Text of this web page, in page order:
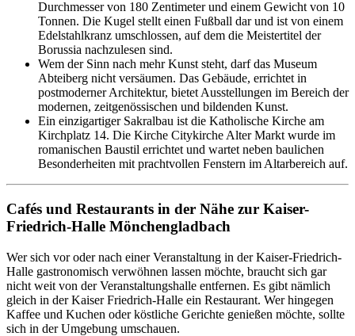
Durchmesser von 180 Zentimeter und einem Gewicht von 10
Tonnen. Die Kugel stellt einen Fußball dar und ist von einem
Edelstahlkranz umschlossen, auf dem die Meistertitel der
Borussia nachzulesen sind.
Wem der Sinn nach mehr Kunst steht, darf das Museum
Abteiberg nicht versäumen. Das Gebäude, errichtet in
postmoderner Architektur, bietet Ausstellungen im Bereich der
modernen, zeitgenössischen und bildenden Kunst.
Ein einzigartiger Sakralbau ist die Katholische Kirche am
Kirchplatz 14. Die Kirche Citykirche Alter Markt wurde im
romanischen Baustil errichtet und wartet neben baulichen
Besonderheiten mit prachtvollen Fenstern im Altarbereich auf.
Cafés und Restaurants in der Nähe zur Kaiser-
Friedrich-Halle Mönchengladbach
Wer sich vor oder nach einer Veranstaltung in der Kaiser-Friedrich-
Halle gastronomisch verwöhnen lassen möchte, braucht sich gar
nicht weit von der Veranstaltungshalle entfernen. Es gibt nämlich
gleich in der Kaiser Friedrich-Halle ein Restaurant. Wer hingegen
Kaffee und Kuchen oder köstliche Gerichte genießen möchte, sollte
sich in der Umgebung umschauen.